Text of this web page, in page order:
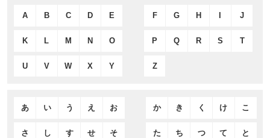
A B C D E F G H J
K L M N O P Q R S T
U V W X Y Z
あ い う え お か き く け こ
さ し す せ そ た ち つ て と